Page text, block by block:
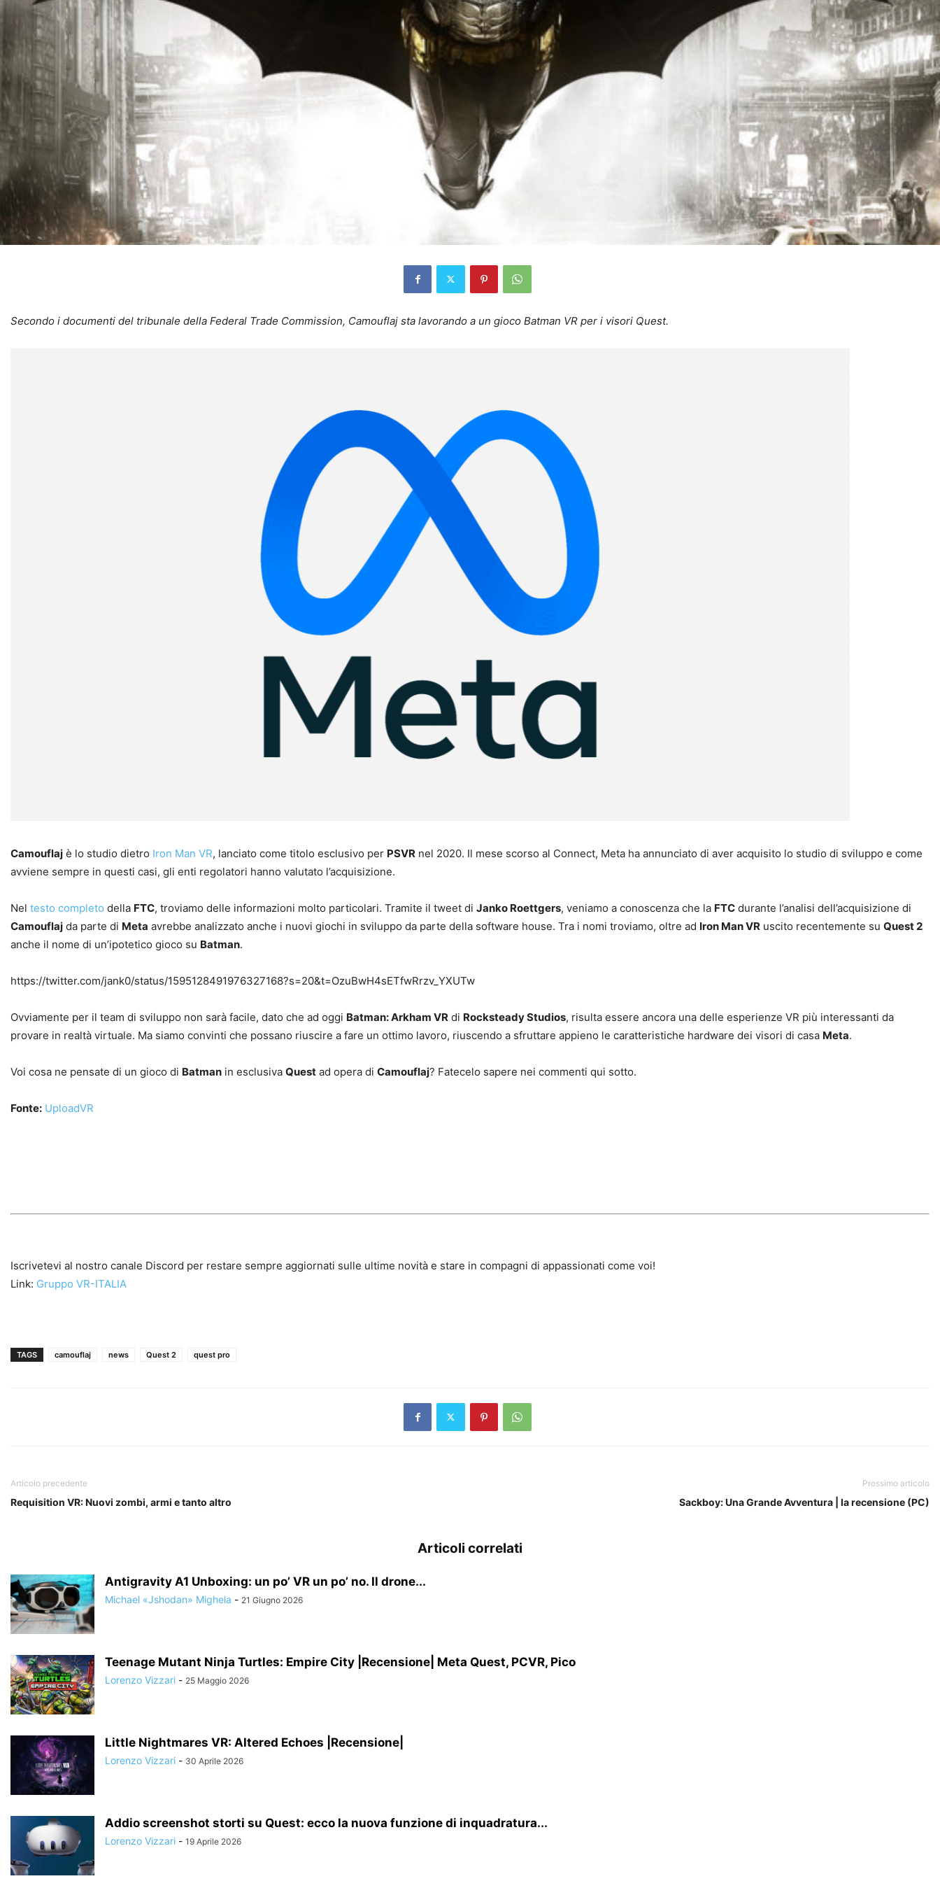
Secondo i documenti del tribunale della Federal Trade Commission, Camouflaj sta lavorando a un gioco Batman VR per i visori Quest.
Camouflaj è lo studio dietro Iron Man VR, lanciato come titolo esclusivo per PSVR nel 2020. Il mese scorso al Connect, Meta ha annunciato di aver acquisito lo studio di sviluppo e come
avviene sempre in questi casi, gli enti regolatori hanno valutato l’acquisizione.
Nel testo completo della FTC, troviamo delle informazioni molto particolari. Tramite il tweet di Janko Roettgers, veniamo a conoscenza che la FTC durante l’analisi dell’acquisizione di
Camouflaj da parte di Meta avrebbe analizzato anche i nuovi giochi in sviluppo da parte della software house. Tra i nomi troviamo, oltre ad Iron Man VR uscito recentemente su Quest 2
anche il nome di un’ipotetico gioco su Batman.
https://twitter.com/jank0/status/1595128491976327168?s=20&t=OzuBwH4sETfwRrzv_YXUTw
Ovviamente per il team di sviluppo non sarà facile, dato che ad oggi Batman: Arkham VR di Rocksteady Studios, risulta essere ancora una delle esperienze VR più interessanti da
provare in realtà virtuale. Ma siamo convinti che possano riuscire a fare un ottimo lavoro, riuscendo a sfruttare appieno le caratteristiche hardware dei visori di casa Meta.
Voi cosa ne pensate di un gioco di Batman in esclusiva Quest ad opera di Camouflaj? Fatecelo sapere nei commenti qui sotto.
Fonte: UploadVR
Iscrivetevi al nostro canale Discord per restare sempre aggiornati sulle ultime novità e stare in compagni di appassionati come voi!
Link: Gruppo VR-ITALIA
TAGS camouflaj news Quest 2 quest pro
Articolo precedente
Requisition VR: Nuovi zombi, armi e tanto altro
Prossimo articolo
Sackboy: Una Grande Avventura | la recensione (PC)
Articoli correlati
Antigravity A1 Unboxing: un po’ VR un po’ no. Il drone...
Michael «Jshodan» Mighela - 21 Giugno 2026
Teenage Mutant Ninja Turtles: Empire City |Recensione| Meta Quest, PCVR, Pico
Lorenzo Vizzari - 25 Maggio 2026
Little Nightmares VR: Altered Echoes |Recensione|
Lorenzo Vizzari - 30 Aprile 2026
Addio screenshot storti su Quest: ecco la nuova funzione di inquadratura...
Lorenzo Vizzari - 19 Aprile 2026